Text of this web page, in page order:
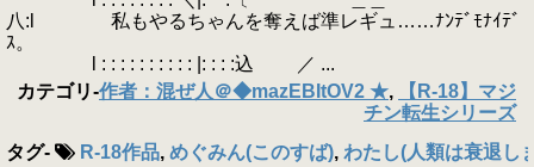
八:l 私もやるちゃんを奪えば準レギュ……ﾅﾝﾃﾞﾓﾅｲﾃﾞ
ｽ。
l : : : : : : : : : : |: : : :込 ／ ...
カテゴリ-作者：混ぜ人＠◆mazEBItOV2 ★,
【R-18】マジ
チン転生シリーズ
タグ- R-18作品, めぐみん(このすば), わたし(人類は衰退し